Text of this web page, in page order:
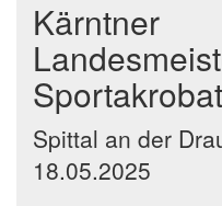
Kärntner
Spittal an der
18.05.2025